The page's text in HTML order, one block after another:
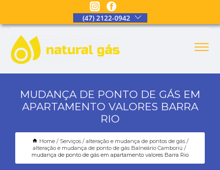
(47) 2122-0942
MUDANÇA DE PONTO DE GÁS EM
APARTAMENTO VALORES BARRA
RIO
Home Serviços
alteração e mudança de pontos de gás
alteração e mudança de ponto de gás Balneário Camboriú
mudança de ponto de gás em apartamento valores Barra Rio